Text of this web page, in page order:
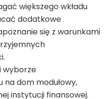
większego wkładu
dodatkowe
się z warunkami
wyborze
dom modułowy,
instytucji finansowej.